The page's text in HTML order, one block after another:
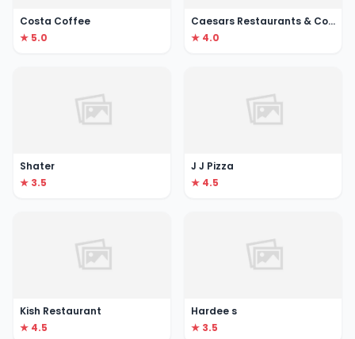
Costa Coffee
★ 5.0
Caesars Restaurants & Confectionery
★ 4.0
Shater
★ 3.5
J J Pizza
★ 4.5
Kish Restaurant
★ 4.5
Hardee s
★ 3.5